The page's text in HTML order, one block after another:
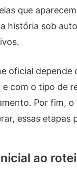
que
história sob
oficial
com o tipo de
Por fim,
essas
ao